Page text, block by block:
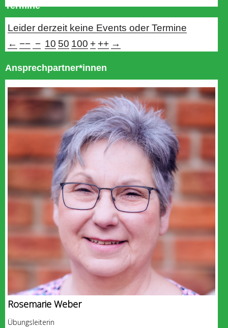
Termine
Leider derzeit keine Events oder Termine
← −− − 10 50 100 + ++ →
Ansprechpartner*innen
Rosemarie Weber
Übungsleiterin